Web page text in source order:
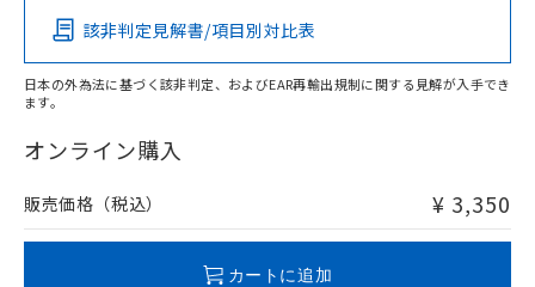
O
在庫等で未対応品が混在する可能性があります。
問い合わせください。
該非判定見解書/項目別対比表
日本の外為法に基づく該非判定、およびEAR再輸出規制に関する見解が入手でき
ます。
オンライン購入
販売価格（税込） ¥ 3,350
カートに追加